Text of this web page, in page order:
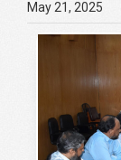
May 21, 2025